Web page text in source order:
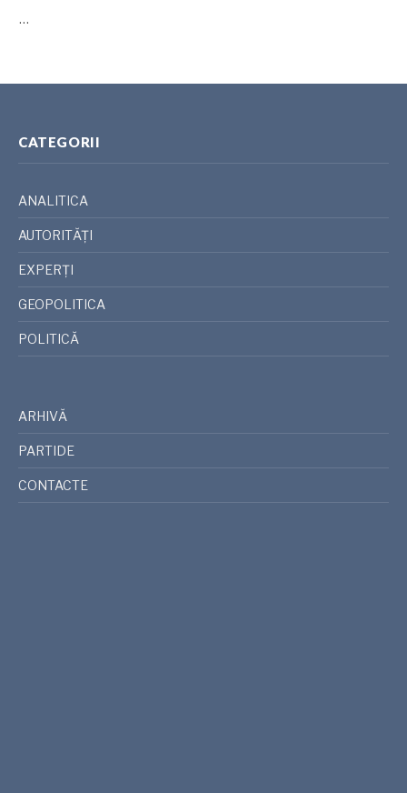
…
CATEGORII
ANALITICA
AUTORITĂȚI
EXPERȚI
GEOPOLITICA
POLITICĂ
ARHIVĂ
PARTIDE
CONTACTE